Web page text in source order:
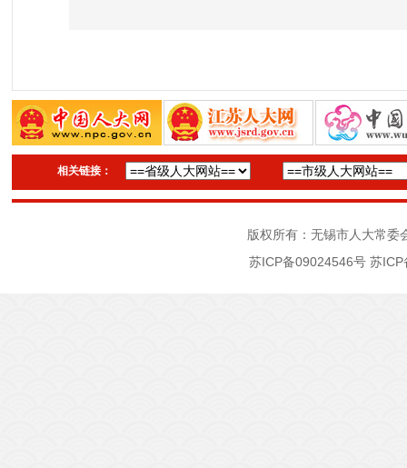
相关链接：
版权所有：无锡市人大常
苏ICP备09024546号 苏ICP